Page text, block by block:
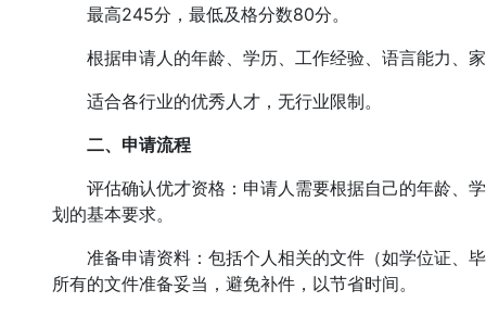
最高245分，最低及格分数80分。
根据申请人的年龄、学历、工作经验、语言能力、
适合各行业的优秀人才，无行业限制。
二、申请流程
评估确认优才资格：申请人需要根据自己的年龄、
划的基本要求。
准备申请资料：包括个人相关的文件（如学位证、
所有的文件准备妥当，避免补件，以节省时间。